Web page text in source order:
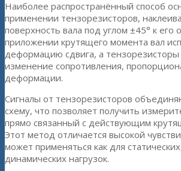
Наиболее распространённый способ
применении тензорезисторов,
поверхность вала под углом ±45° к его
приложении крутящего момента вал
деформацию сдвига, а
изменение сопротивления,
деформации.
Сигналы от тензорезисторов
схему, что позволяет получить
прямо связанный с действующим
Этот метод отличается высокой
может применяться как для
динамических нагрузок.